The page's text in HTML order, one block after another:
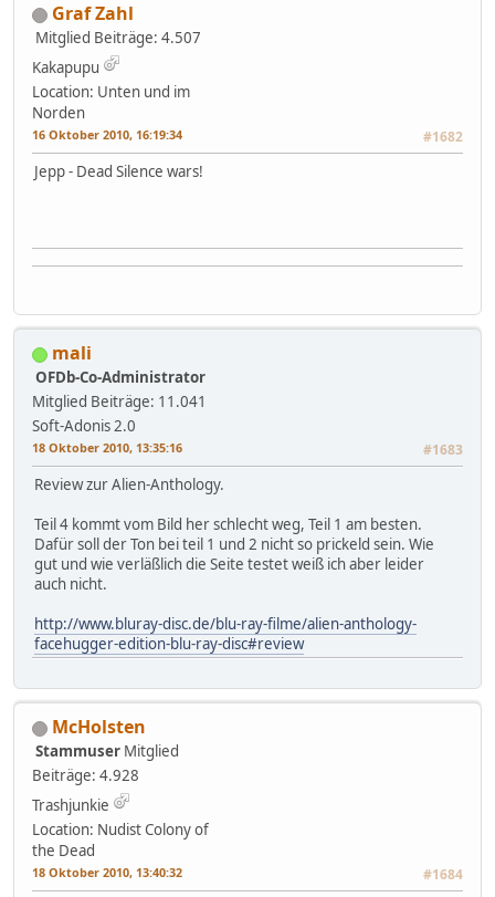
Graf Zahl
Mitglied Beiträge: 4.507
Kakapupu
Location: Unten und im
Norden
16 Oktober 2010, 16:19:34 #1682
Jepp - Dead Silence wars!
mali
OFDb-Co-Administrator
Mitglied Beiträge: 11.041
Soft-Adonis 2.0
18 Oktober 2010, 13:35:16 #1683
Review zur Alien-Anthology.
Teil 4 kommt vom Bild her schlecht weg, Teil 1 am besten.
Dafür soll der Ton bei teil 1 und 2 nicht so prickeld sein. Wie
gut und wie verläßlich die Seite testet weiß ich aber leider
auch nicht.
http://www.bluray-disc.de/blu-ray-filme/alien-anthology-
facehugger-edition-blu-ray-disc#review
McHolsten
Stammuser Mitglied
Beiträge: 4.928
Trashjunkie
Location: Nudist Colony of
the Dead
18 Oktober 2010, 13:40:32 #1684